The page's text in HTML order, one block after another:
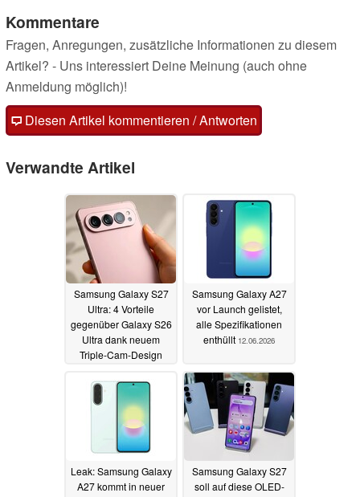
Kommentare
Fragen, Anregungen, zusätzliche Informationen zu diesem
Artikel? - Uns interessiert Deine Meinung (auch ohne
Anmeldung möglich)!
Diesen Artikel kommentieren / Antworten
Verwandte Artikel
Samsung Galaxy S27
Ultra: 4 Vorteile
gegenüber Galaxy S26
Ultra dank neuem
Triple-Cam-Design
Samsung Galaxy A27
vor Launch gelistet,
alle Spezifikationen
enthüllt 12.06.2026
Leak: Samsung Galaxy
A27 kommt in neuer
Samsung Galaxy S27
soll auf diese OLED-